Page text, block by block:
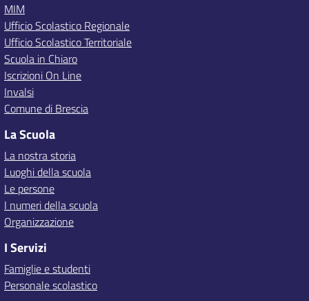
MIM
Ufficio Scolastico Regionale
Ufficio Scolastico Territoriale
Scuola in Chiaro
Iscrizioni On Line
Invalsi
Comune di Brescia
La Scuola
La nostra storia
Luoghi della scuola
Le persone
I numeri della scuola
Organizzazione
I Servizi
Famiglie e studenti
Personale scolastico